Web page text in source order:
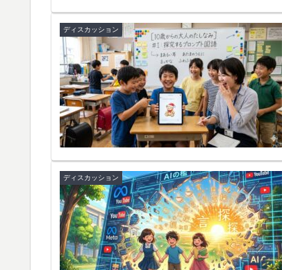
ディスカッション
ディスカッション